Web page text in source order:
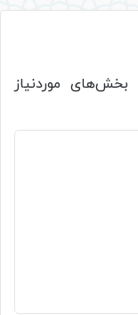
بخش‌های موردنیاز